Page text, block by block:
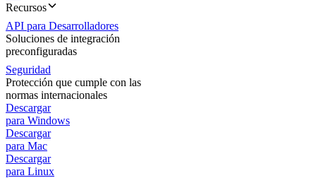
Recursos
API para Desarrolladores
Soluciones de integración
preconfiguradas
Seguridad
Protección que cumple con las
normas internacionales
Descargar
para Windows
Descargar
para Mac
Descargar
para Linux